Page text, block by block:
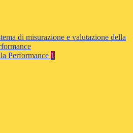
di misurazione e valutazione della
Performance 1